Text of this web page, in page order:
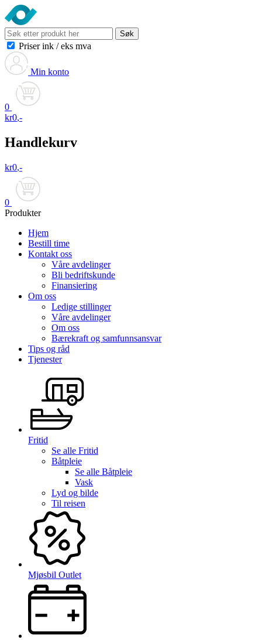
Søk
Priser ink / eks mva
Min konto
0
kr0,-
Handlekurv
kr0,-
0
Produkter
Hjem
Bestill time
Kontakt oss
Våre avdelinger
Bli bedriftskunde
Finansiering
Om oss
Ledige stillinger
Våre avdelinger
Om oss
Bærekraft og samfunnsansvar
Tips og råd
Tjenester
Fritid
Se alle Fritid
Båtpleie
Se alle Båtpleie
Vask
Lyd og bilde
Til reisen
Mjøsbil Outlet